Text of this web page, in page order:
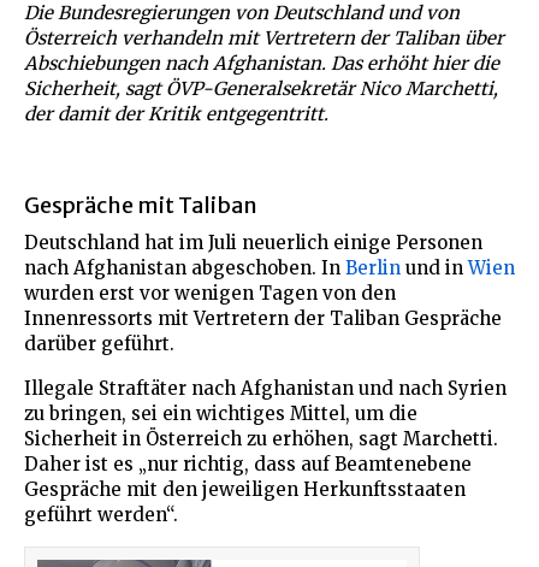
Die Bundesregierungen von Deutschland und von
Österreich verhandeln mit Vertretern der Taliban über
Abschiebungen nach Afghanistan. Das erhöht hier die
Sicherheit, sagt ÖVP-Generalsekretär Nico Marchetti,
der damit der Kritik entgegentritt.
Gespräche mit Taliban
Deutschland hat im Juli neuerlich einige Personen
nach Afghanistan abgeschoben. In Berlin und inWien
wurden erst vor wenigen Tagen von den
Innenressorts mit Vertretern der Taliban Gespräche
darüber geführt.
Illegale Straftäter nach Afghanistan und nach Syrien
zu bringen, sei ein wichtiges Mittel, um die
Sicherheit in Österreich zu erhöhen, sagt Marchetti.
Daher ist es „nur richtig, dass auf Beamtenebene
Gespräche mit den jeweiligen Herkunftsstaaten
geführt werden“.